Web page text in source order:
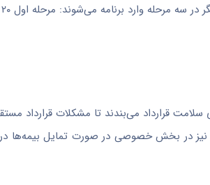
قرارداد می‌بندند تا مشکلات قرارداد
نیز در بخش خصوصی در صورت تمایل بیمه‌ها در